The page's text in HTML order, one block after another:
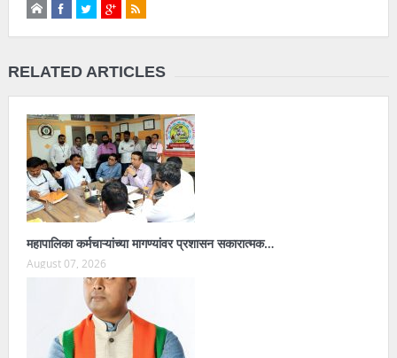
RELATED ARTICLES
महापालिका कर्मचाऱ्यांच्या मागण्यांवर प्रशासन सकारात्मक…
August 07, 2026